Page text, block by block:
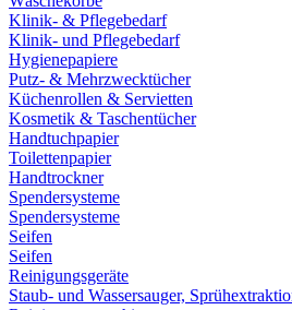
Klinik- & Pflegebedarf
Klinik- und Pflegebedarf
Hygienepapiere
Putz- & Mehrzwecktücher
Küchenrollen & Servietten
Kosmetik & Taschentücher
Handtuchpapier
Toilettenpapier
Handtrockner
Spendersysteme
Spendersysteme
Seifen
Seifen
Reinigungsgeräte
Staub- und Wassersauger,